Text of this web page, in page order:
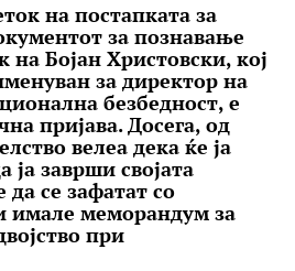
на постапката за
за познавање
на Бојан Христовски, кој
за директор на
безбедност, е
пријава. Досега, од
велеа дека ќе ја
ја заврши својата
да се зафатат со
имале меморандум за
при